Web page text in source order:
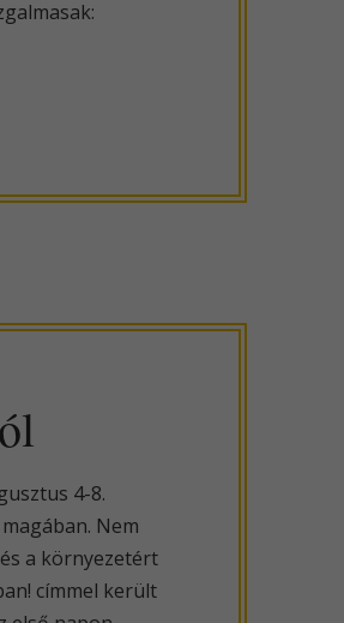
4-8.
Nem
a környezetért
címmel került